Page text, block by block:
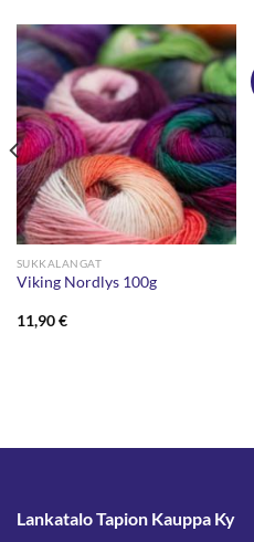
SUKKALANGAT
Viking Nordlys 100g
11,90€
Lankatalo Tapion Kauppa Ky